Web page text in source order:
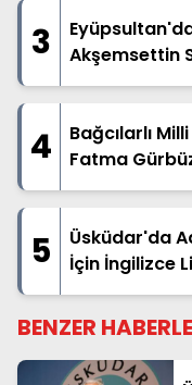
3
Akşemsettin
Hizmete
4
Bağcılarlı
Fatma
Dünya
5
Üsküdar'da
İçin İngilizce
Dönemi
BENZER